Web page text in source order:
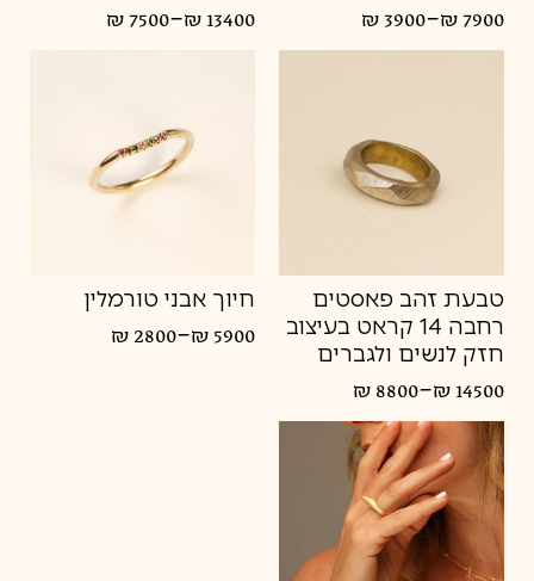
₪ 3900–₪7900
טווח
מחירים:
₪7500–₪ 13400
טווח
טבעת זהב פאסטים
רחבה 14 קראט בעיצוב
חזק לנשים ולגברים
₪ 8800–₪ 14500
טווח
מחירים:
⁦₪ 8800⁩
עד
חיוך אבני טורמלין
₪ 2800–₪ 5900
טווח